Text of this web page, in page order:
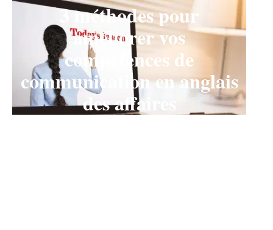
3 méthodes pour
améliorer vos
compétences de
communication en anglais
des affaires